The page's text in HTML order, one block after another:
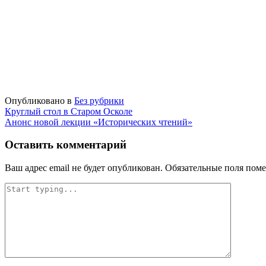
Опубликовано в Без рубрики
Навигация
по
записям
Круглый стол в Старом Осколе
Анонс новой лекции «Исторических чтений»
Оставить комментарий
Ваш адрес email не будет опубликован. Обязательные поля